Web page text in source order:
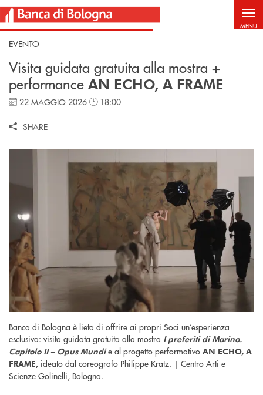
Salta al contenuto principale
MENU
EVENTO
Visita guidata gratuita alla mostra +
performance AN ECHO, A FRAME
22 MAGGIO 2026 18:00
SHARE
Banca di Bologna è lieta di offrire ai propri Soci un’esperienza
esclusiva: visita guidata gratuita alla mostra I preferiti di Marino.
Capitolo II – Opus Mundie al progetto performativo AN ECHO, A
FRAME, ideato dal coreografo Philippe Kratz. | Centro Arti e
Scienze Golinelli, Bologna.